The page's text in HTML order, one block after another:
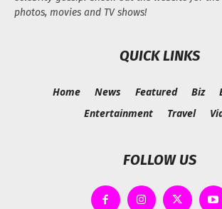
photos, movies and TV shows!
QUICK LINKS
Home News Featured Biz
Entertainment
Travel
FOLLOW US